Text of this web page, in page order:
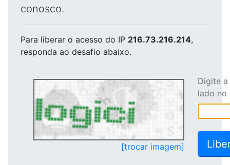
conosco.
Para liberar o acesso do IP 216.73.216.214,
responda ao desafio abaixo.
[trocar imagem]
Digite
lado no